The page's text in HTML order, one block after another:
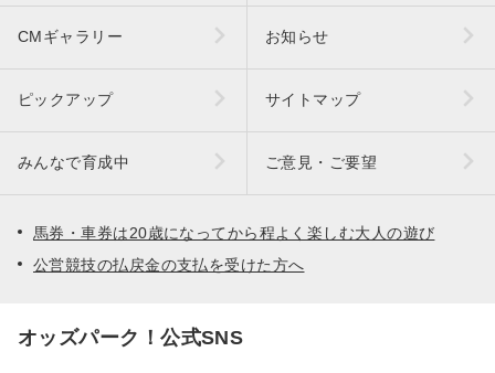
CMギャラリー お知らせ
ピックアップ サイトマップ
みんなで育成中 ご意見・ご要望
馬券・車券は20歳になってから程よく楽しむ大人の遊び
公営競技の払戻金の支払を受けた方へ
オッズパーク！公式SNS